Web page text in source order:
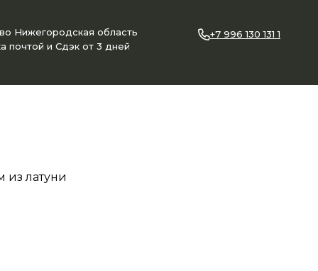
Нижегородская область
почтой и Сдэк от 3 дней
+7 996 130 131 1
из латуни